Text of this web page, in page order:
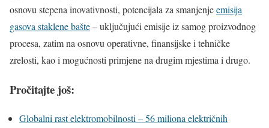
osnovu stepena inovativnosti, potencijala za smanjenjeemisija
gasova staklene bašte– uključujući emisije iz samog proizvodnog
procesa, zatim na osnovu operativne, finansijske i tehničke
zrelosti, kao i mogućnosti primjene na drugim mjestima i drugo.
Pročitajte još:
Globalni rast elektromobilnosti – 56 miliona električnih